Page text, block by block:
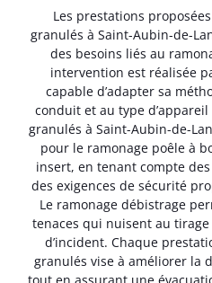
Les prestations
granulés à Saint-Aubin-de-
des besoins liés au
intervention est réalisée
capable d’adapter sa
conduit et au type
granulés à Saint-Aubin-de-
pour le ramonage poêle à
insert, en tenant compte
des exigences de sécurité
Le ramonage débistrage
tenaces qui nuisent au
d’incident. Chaque
granulés vise à améliorer la